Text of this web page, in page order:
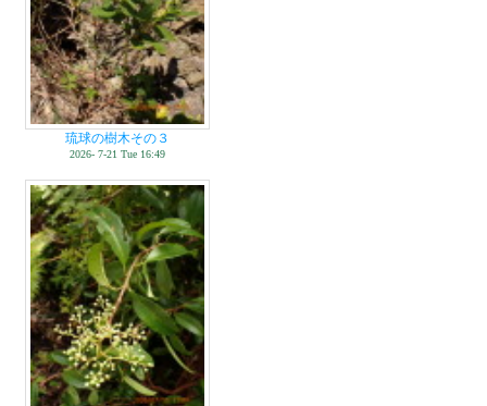
琉球の樹木その３
2026- 7-21 Tue 16:49